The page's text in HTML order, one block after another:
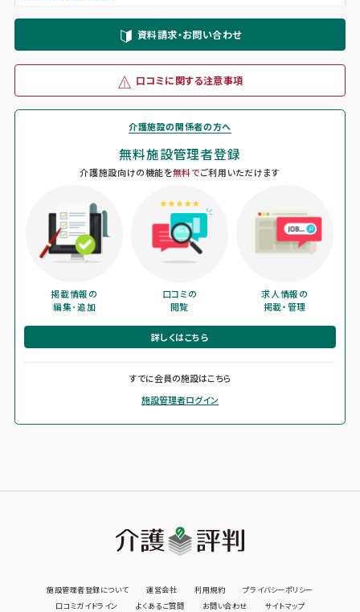
資料請求・お問い合わせ
口コミに関する注意事項
介護施設の関係者の方へ
無料施設管理者登録
介護施設向けの機能を無料でご利用いただけます
掲載情報の
編集･追加
口コミの
閲覧
求人情報の
掲載・管理
詳しくはこちら
すでに会員の施設はこちら
施設管理者ログイン
施設管理者登録について 運営会社 利用規約
プライバシーポリシー
口コミガイドライン
よくあるご質問 お問い合わせ サイトマップ